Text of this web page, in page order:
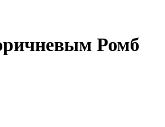
Ромб